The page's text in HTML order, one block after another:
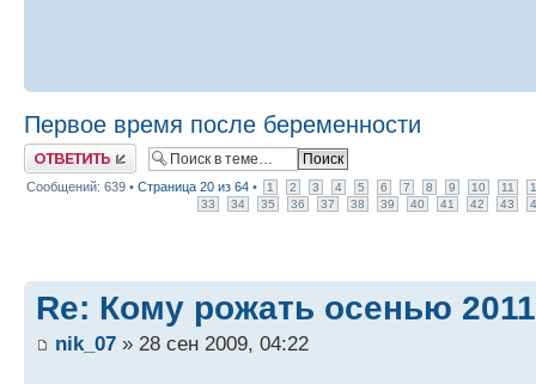
Первое время после беременности
Ответить
Сообщений: 639 • Страница 20 из 64 • 1 2 3 4 5 6 7 8 9 10 11
33
34 35 36 37 38 39 40 41 42 43
Re: Кому рожать осенью
nik_07 » 28 сен 2009, 04:22